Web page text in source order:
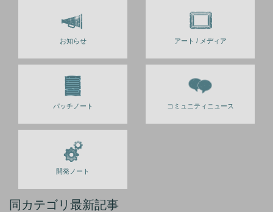
お知らせ アート / メディア
パッチノート コミュニティニュース
開発ノート
同カテゴリ最新記事